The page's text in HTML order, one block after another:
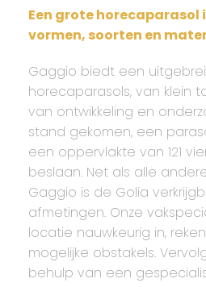
Een grote horecaparasol
vormen, soorten en
Gaggio biedt een
horecaparasols, van klein
van ontwikkeling en
stand gekomen, een
een oppervlakte van 121
beslaan. Net als alle
Gaggio is de Golia
afmetingen. Onze
locatie nauwkeurig in,
mogelijke obstakels.
behulp van een